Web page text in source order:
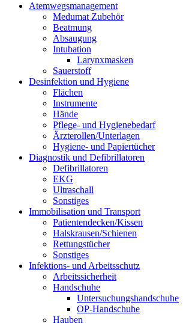
Atemwegsmanagement
Medumat Zubehör
Beatmung
Absaugung
Intubation
Larynxmasken
Sauerstoff
Desinfektion und Hygiene
Flächen
Instrumente
Hände
Pflege- und Hygienebedarf
Ärzterollen/Unterlagen
Hygiene- und Papiertücher
Diagnostik und Defibrillatoren
Defibrillatoren
EKG
Ultraschall
Sonstiges
Immobilisation und Transport
Patientendecken/Kissen
Halskrausen/Schienen
Rettungstücher
Sonstiges
Infektions- und Arbeitsschutz
Arbeitssicherheit
Handschuhe
Untersuchungshandschuhe
OP-Handschuhe
Hauben